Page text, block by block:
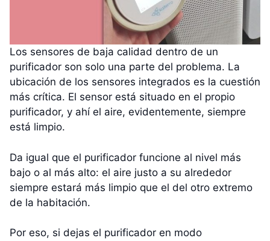
Los sensores de baja calidad dentro de un
purificador son solo una parte del problema. La
ubicación de los sensores integrados es la cuestión
más crítica. El sensor está situado en el propio
purificador, y ahí el aire, evidentemente, siempre
está limpio.
Da igual que el purificador funcione al nivel más
bajo o al más alto: el aire justo a su alrededor
siempre estará más limpio que el del otro extremo
de la habitación.
Por eso, si dejas el purificador en modo